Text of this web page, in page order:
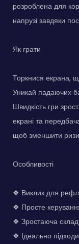
розроблена для
напрузі завдяки
Як грати
Торкнися екрана,
Уникай падаючих
Швидкість гри
екрані та
щоб зменшити
Особливості
❖ Виклик для
❖ Просте
❖ Зростаюча
❖ Ідеально